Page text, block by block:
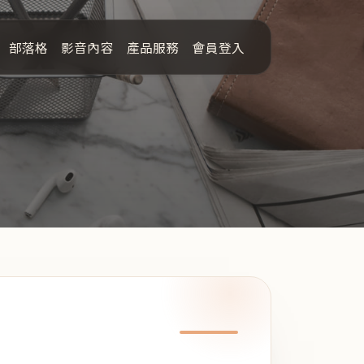
部落格 影音內容 產品服務 會員登入